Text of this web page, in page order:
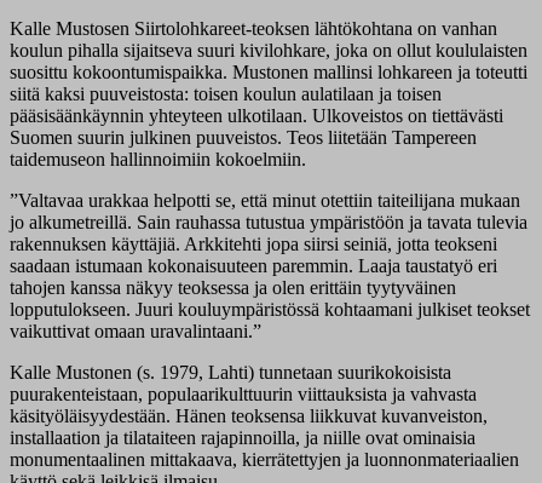
Kalle Mustosen Siirtolohkareet-teoksen lähtökohtana on vanhan
koulun pihalla sijaitseva suuri kivilohkare, joka on ollut koululaisten
suosittu kokoontumispaikka. Mustonen mallinsi lohkareen ja toteutti
siitä kaksi puuveistosta: toisen koulun aulatilaan ja toisen
pääsisäänkäynnin yhteyteen ulkotilaan. Ulkoveistos on tiettävästi
Suomen suurin julkinen puuveistos. Teos liitetään Tampereen
taidemuseon hallinnoimiin kokoelmiin.
”Valtavaa urakkaa helpotti se, että minut otettiin taiteilijana mukaan
jo alkumetreillä. Sain rauhassa tutustua ympäristöön ja tavata tulevia
rakennuksen käyttäjiä. Arkkitehti jopa siirsi seiniä, jotta teokseni
saadaan istumaan kokonaisuuteen paremmin. Laaja taustatyö eri
tahojen kanssa näkyy teoksessa ja olen erittäin tyytyväinen
lopputulokseen. Juuri kouluympäristössä kohtaamani julkiset teokset
vaikuttivat omaan uravalintaani.”
Kalle Mustonen (s. 1979, Lahti) tunnetaan suurikokoisista
puurakenteistaan, populaarikulttuurin viittauksista ja vahvasta
käsityöläisyydestään. Hänen teoksensa liikkuvat kuvanveiston,
installaation ja tilataiteen rajapinnoilla, ja niille ovat ominaisia
monumentaalinen mittakaava, kierrätettyjen ja luonnonmateriaalien